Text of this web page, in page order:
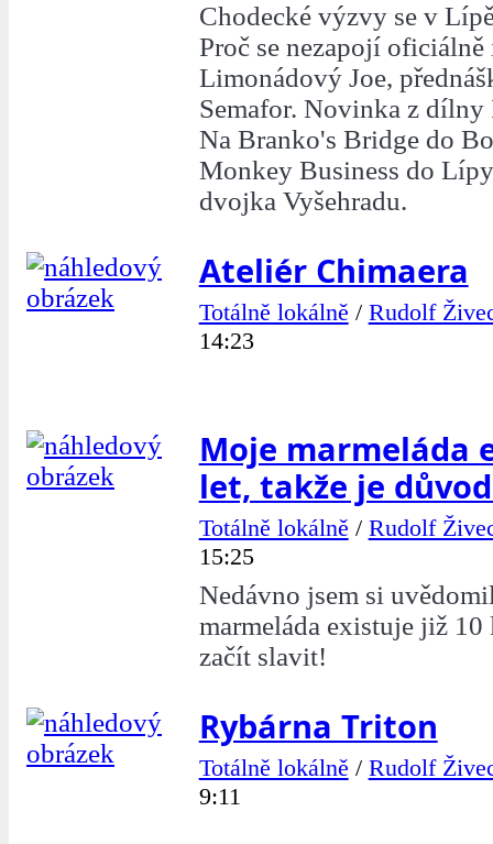
Chodecké výzvy se v
Proč se nezapojí oficiálně
Limonádový Joe,
Semafor. Novinka z
Na Branko's Bridge do
Monkey Business do
dvojka Vyšehradu.
Ateliér Chimaera
Totálně lokálně / Rudolf
14:23
Moje marmeláda
let, takže je
Totálně lokálně / Rudolf
15:25
Nedávno jsem si
marmeláda existuje již
začít slavit!
Rybárna Triton
Totálně lokálně / Rudolf
9:11